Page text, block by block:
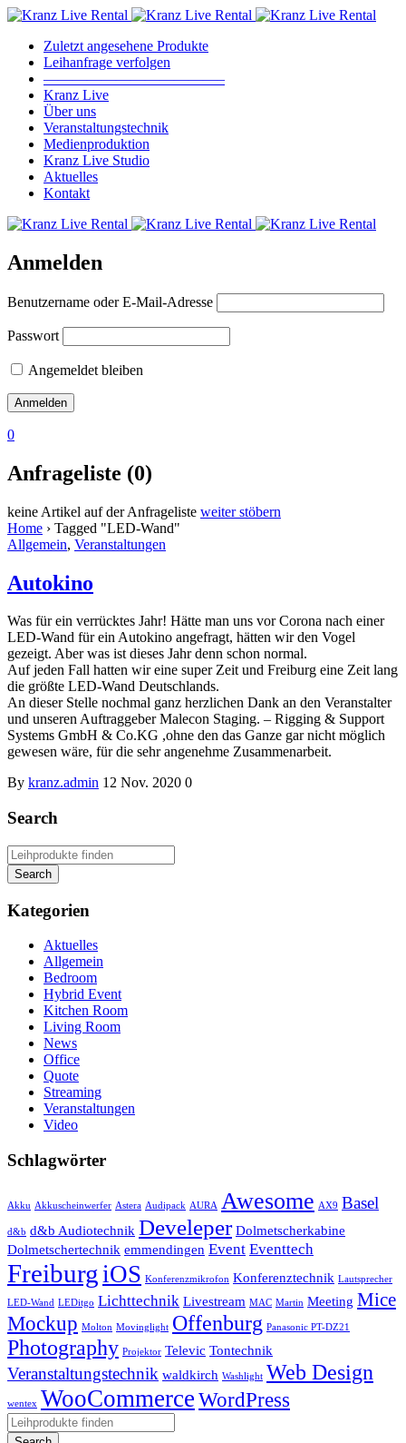
Zuletzt angesehene Produkte
Leihanfrage verfolgen
————————————–
Kranz Live
Über uns
Veranstaltungstechnik
Medienproduktion
Kranz Live Studio
Aktuelles
Kontakt
Anmelden
Benutzername oder E-Mail-Adresse
Passwort
Angemeldet bleiben
0
Anfrageliste (0)
keine Artikel auf der Anfrageliste weiter stöbern
Home › Tagged "LED-Wand"
Allgemein, Veranstaltungen
Autokino
Was für ein verrücktes Jahr! Hätte man uns vor Corona nach einer
LED-Wand für ein Autokino angefragt, hätten wir den Vogel
gezeigt. Aber was ist dieses Jahr denn schon normal.
Auf jeden Fall hatten wir eine super Zeit und Freiburg eine Zeit lang
die größte LED-Wand Deutschlands.
An dieser Stelle nochmal ganz herzlichen Dank an den Veranstalter
und unseren Auftraggeber Malecon Staging. – Rigging & Support
Systems GmbH & Co.KG ,ohne den das Ganze gar nicht möglich
gewesen wäre, für die sehr angenehme Zusammenarbeit.
By kranz.admin 12 Nov. 2020 0
Search
Kategorien
Aktuelles
Allgemein
Bedroom
Hybrid Event
Kitchen Room
Living Room
News
Office
Quote
Streaming
Veranstaltungen
Video
Schlagwörter
Akku Akkuscheinwerfer Astera Audipack AURA Awesome AX9 Basel
d&b d&b Audiotechnik Develeper Dolmetscherkabine
Dolmetschertechnik emmendingen Event Eventtech
Freiburg iOS Konferenzmikrofon Konferenztechnik Lautsprecher
LED-Wand LEDitgo Lichttechnik Livestream MAC Martin Meeting Mice
Mockup Molton Movinglight Offenburg Panasonic PT-DZ21
Photography Projektor Televic Tontechnik
Veranstaltungstechnik waldkirch Washlight Web Design
wentex WooCommerce WordPress